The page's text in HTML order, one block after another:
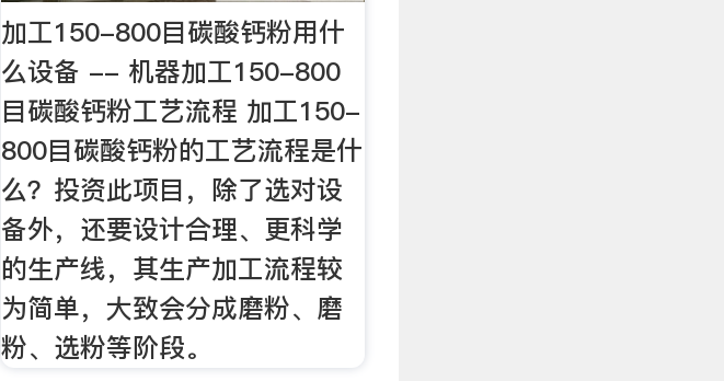
加工150-800目碳酸钙粉用什
么设备 -- 机器加工150-800
目碳酸钙粉工艺流程 加工150-
800目碳酸钙粉的工艺流程是什
么？投资此项目，除了选对设
备外，还要设计合理、更科学
的生产线，其生产加工流程较
为简单，大致会分成磨粉、磨
粉、选粉等阶段。